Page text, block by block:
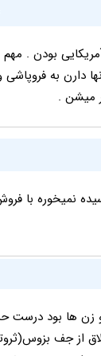
12 تاش آمریکایی بودن .
دارن به
میشن .
نمیخوره با
زن ها بود درست
از جف